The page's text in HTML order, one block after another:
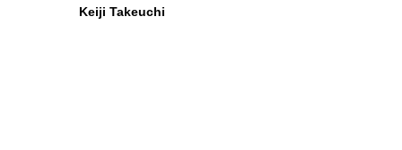
Keiji Takeuchi